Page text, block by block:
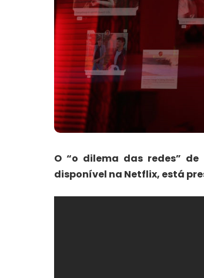
O “o dilema das redes”
disponível na Netflix, está